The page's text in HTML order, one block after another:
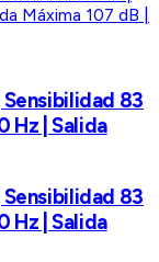
83
Hz | Salida
83
Hz | Salida